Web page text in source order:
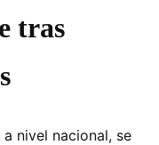
tras
nivel nacional, se